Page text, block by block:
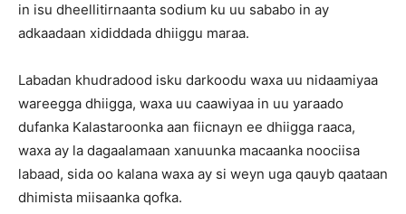
in isu dheellitirnaanta sodium ku uu sababo in ay
adkaadaan xididdada dhiiggu maraa.
Labadan khudradood isku darkoodu waxa uu nidaamiyaa
wareegga dhiigga, waxa uu caawiyaa in uu yaraado
dufanka Kalastaroonka aan fiicnayn ee dhiigga raaca,
waxa ay la dagaalamaan xanuunka macaanka noociisa
labaad, sida oo kalana waxa ay si weyn uga qauyb qaataan
dhimista miisaanka qofka.